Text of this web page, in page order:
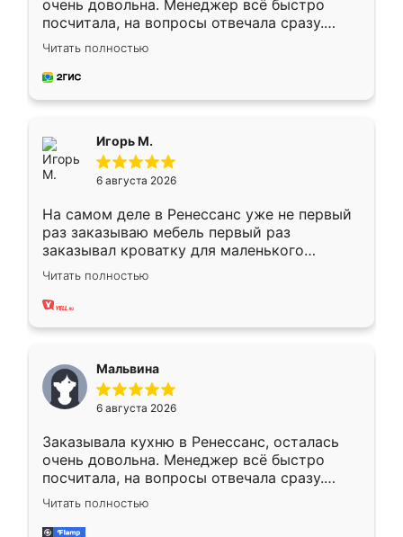
очень довольна. Менеджер всё быстро
посчитала, на вопросы отвечала сразу.
Замерщик приехал в субботу, подошёл к
делу со всей ответственностью. Собрали
за день, ребята работали аккуратно, даже
Читать полностью
Игорь М.
6 августа 2026
На самом деле в Ренессанс уже не первый
раз заказываю мебель первый раз
заказывал кроватку для маленького
ребёнка при его рождении ,во второй раз
заказал шкаф-купе. По качеству очень
хорошее сборка достаточно быстрая,
меньше, здесь же он более разнообразный.
Мне нравится ,если что-то потребуется из
мебели буду заказывать только здесь.
Читать полностью
Мальвина
6 августа 2026
Заказывала кухню в Ренессанс, осталась
очень довольна. Менеджер всё быстро
посчитала, на вопросы отвечала сразу.
Замерщик приехал в субботу, подошёл к
делу со всей ответственностью. Собрали
за день, ребята работали аккуратно, даже
Читать полностью